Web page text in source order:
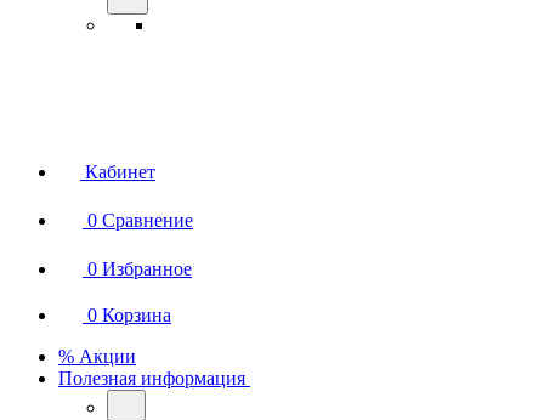
Кабинет
0 Сравнение
0 Избранное
0 Корзина
% Акции
Полезная информация